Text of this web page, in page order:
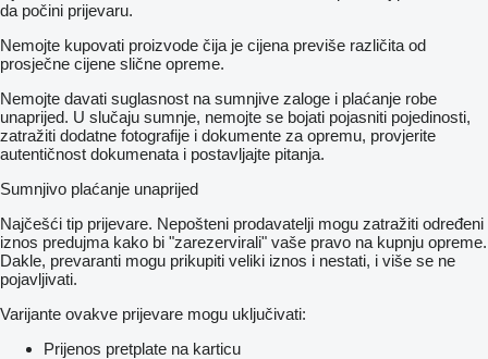
da počini prijevaru.
Nemojte kupovati proizvode čija je cijena previše različita od
prosječne cijene slične opreme.
Nemojte davati suglasnost na sumnjive zaloge i plaćanje robe
unaprijed. U slučaju sumnje, nemojte se bojati pojasniti pojedinosti,
zatražiti dodatne fotografije i dokumente za opremu, provjerite
autentičnost dokumenata i postavljajte pitanja.
Sumnjivo plaćanje unaprijed
Najčešći tip prijevare. Nepošteni prodavatelji mogu zatražiti određeni
iznos predujma kako bi "zarezervirali" vaše pravo na kupnju opreme.
Dakle, prevaranti mogu prikupiti veliki iznos i nestati, i više se ne
pojavljivati.
Varijante ovakve prijevare mogu uključivati:
Prijenos pretplate na karticu